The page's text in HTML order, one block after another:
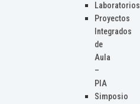
Laboratorios
Proyectos
Integrados
de
Aula
–
PIA
Simposio